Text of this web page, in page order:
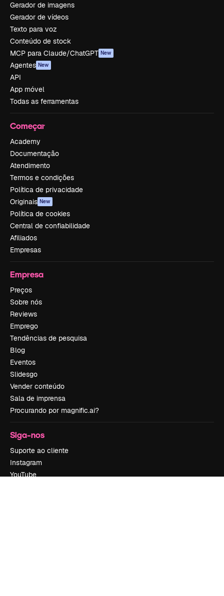
Gerador de imagens
Gerador de vídeos
Texto para voz
Conteúdo de stock
MCP para Claude/ChatGPT New
Agentes New
API
App móvel
Todas as ferramentas
Começar
Academy
Documentação
Atendimento
Termos e condições
Política de privacidade
Originais New
Política de cookies
Central de confiabilidade
Afiliados
Empresas
Empresa
Preços
Sobre nós
Reviews
Emprego
Tendências de pesquisa
Blog
Eventos
Slidesgo
Vender conteúdo
Sala de imprensa
Procurando por magnific.ai?
Siga-nos
Suporte ao cliente
Instagram
YouTube